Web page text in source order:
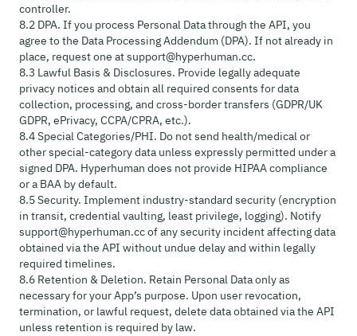
controller.
8.2 DPA. If you process Personal Data through the API, you
agree to the Data Processing Addendum (DPA). If not already in
place, request one at support@hyperhuman.cc.
8.3 Lawful Basis & Disclosures. Provide legally adequate
privacy notices and obtain all required consents for data
collection, processing, and cross-border transfers (GDPR/UK
GDPR, ePrivacy, CCPA/CPRA, etc.).
8.4 Special Categories/PHI. Do not send health/medical or
other special-category data unless expressly permitted under a
signed DPA. Hyperhuman does not provide HIPAA compliance
or a BAA by default.
8.5 Security. Implement industry-standard security (encryption
in transit, credential vaulting, least privilege, logging). Notify
support@hyperhuman.cc of any security incident affecting data
obtained via the API without undue delay and within legally
required timelines.
8.6 Retention & Deletion. Retain Personal Data only as
necessary for your App’s purpose. Upon user revocation,
termination, or lawful request, delete data obtained via the API
unless retention is required by law.